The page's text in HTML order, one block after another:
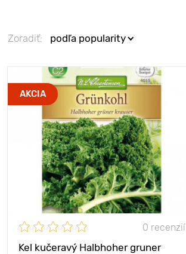
Zoradiť: podľa popularity
AKCIA
0 recenzií
Kel kučeravý Halbhoher gruner
Vzdialenosť medzi
rastlinami
Poloha slnko, polotieň
Vlastnosti vhodná na mrazenie
Výška rastliny 80 - 90 cm